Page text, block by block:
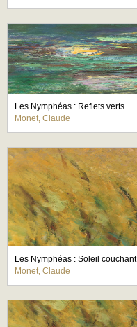
Les Nymphéas : Reflets verts
Monet, Claude
Les Nymphéas : Soleil couchant
Monet, Claude